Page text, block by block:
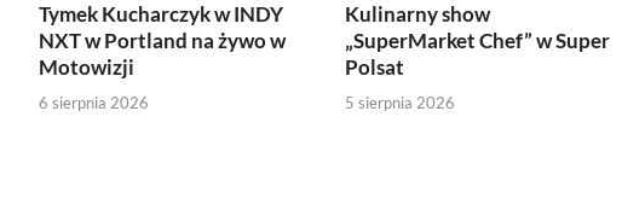
Tymek Kucharczyk w INDY
NXT w Portland na żywo w
Motowizji
6 sierpnia 2026
Kulinarny show
„SuperMarket Chef” w Super
Polsat
5 sierpnia 2026